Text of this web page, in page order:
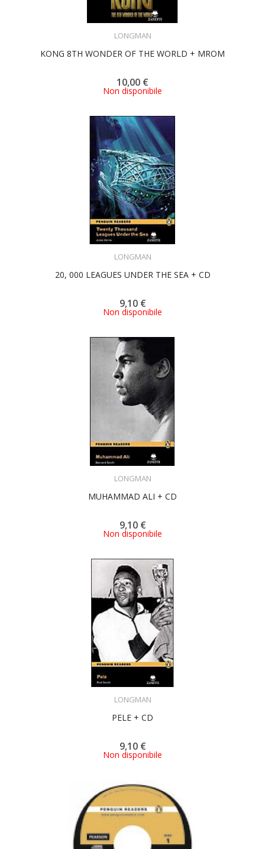
LONGMAN
KONG 8TH WONDER OF THE WORLD + MROM
10,00 €
Non disponibile
LONGMAN
20, 000 LEAGUES UNDER THE SEA + CD
9,10 €
Non disponibile
LONGMAN
MUHAMMAD ALI + CD
9,10 €
Non disponibile
LONGMAN
PELE + CD
9,10 €
Non disponibile